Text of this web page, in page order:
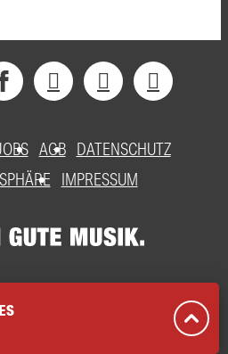
AGB DATENSCHUTZ
IMPRESSUM